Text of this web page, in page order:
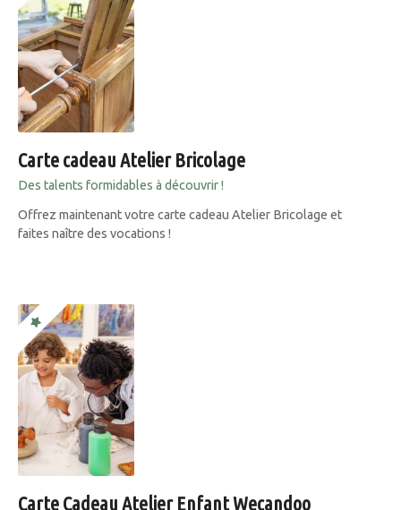
Carte cadeau Atelier Bricolage
Des talents formidables à découvrir !
Offrez maintenant votre carte cadeau Atelier Bricolage et
faites naître des vocations !
Carte Cadeau Atelier Enfant Wecandoo